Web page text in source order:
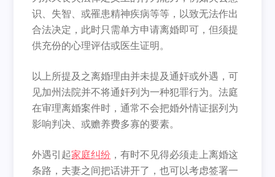
识、失智、或罹患精神疾病等等，以致无法作出
合法决定，此时只需单方申请离婚即可，但须提
供充份的心理评估或医生证明。
以上所提及之离婚理由并未提及通奸或外遇，可
见加州法院并不将通奸列为一种犯罪行为。法庭
在审理离婚案件时，通常不会把婚外情证据列为
影响判决、或赡养费多寡的要素。
外遇引起家庭纠纷 ，有时不见得必须走上离婚这
条路，夫妻之间把话讲开了，也可以考虑签署一